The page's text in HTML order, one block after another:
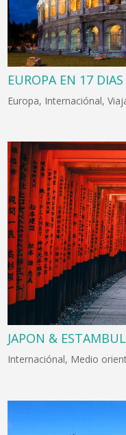
EUROPA EN 17 DIAS
Europa, Internaciónal,
JAPON & ESTAMBUL
Internaciónal, Medio